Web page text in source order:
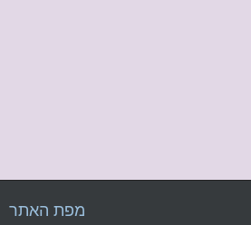
מפת האתר